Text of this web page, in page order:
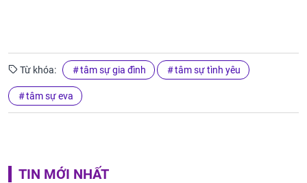
Từ khóa: tâm sự gia đình tâm sự tình yêu
tâm sự eva
TIN MỚI NHẤT